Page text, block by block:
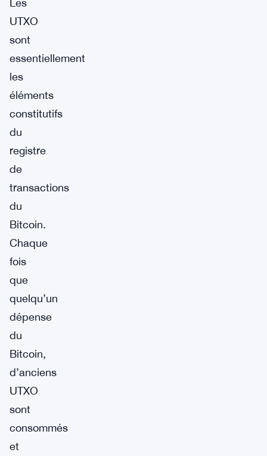
Les
UTXO
sont
essentiellement
les
éléments
constitutifs
du
registre
de
transactions
du
Bitcoin.
Chaque
fois
que
quelqu’un
dépense
du
Bitcoin,
d’anciens
UTXO
sont
consommés
et